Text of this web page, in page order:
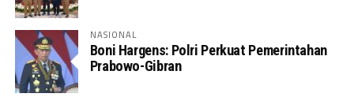
NASIONAL
Boni Hargens: Polri Perkuat Pemerintahan
Prabowo-Gibran